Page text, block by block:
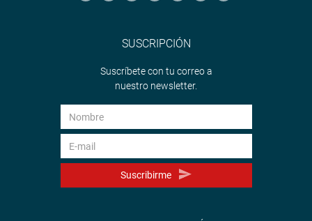
SUSCRIPCIÓN
Suscríbete con tu correo a
nuestro newsletter.
Suscribirme